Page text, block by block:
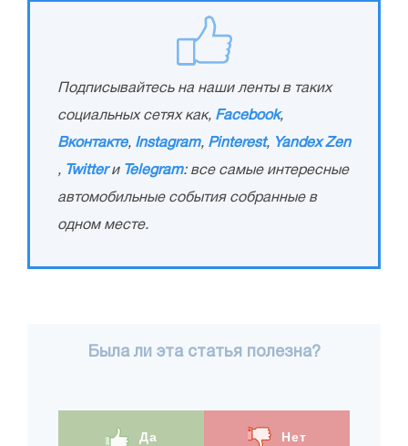
Подписывайтесь на наши ленты в таких
социальных сетях как, Facebook,
Вконтакте, Instagram, Pinterest, Yandex Zen
, Twitterи Telegram: все самые интересные
автомобильные события собранные в
одном месте.
Была ли эта статья полезна?
Да Нет